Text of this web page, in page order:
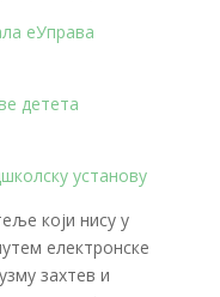
еУправа
детета
установу
који нису у
електронске
захтев и